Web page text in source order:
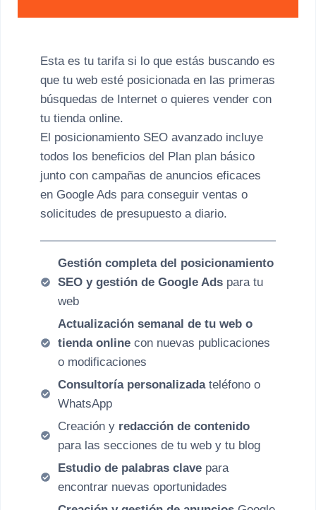
Esta es tu tarifa si lo que estás buscando es
que tu web esté posicionada en las primeras
búsquedas de Internet o quieres vender con
tu tienda online.
El posicionamiento SEO avanzado incluye
todos los beneficios del Plan plan básico
junto con campañas de anuncios eficaces
en Google Ads para conseguir ventas o
solicitudes de presupuesto a diario.
Gestión completa del posicionamiento
SEO y gestión de Google Ads para tu
web
Actualización semanal de tu web o
tienda online con nuevas publicaciones
o modificaciones
Consultoría personalizadateléfono o
WhatsApp
Creación y redacción de contenido
para las secciones de tu web y tu blog
Estudio de palabras clave para
encontrar nuevas oportunidades